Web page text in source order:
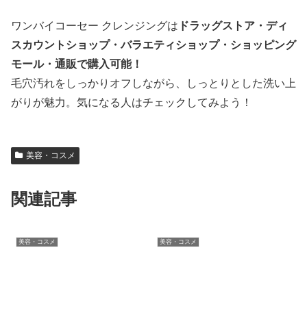
ワンバイコーセー クレンジングは ドラッグストア・ディ
スカウントショップ・バラエティショップ・ショッピング
モール・通販で購入可能！
毛穴汚れをしっかりオフしながら、しっとりとした洗い上
がりが魅力。気になる人はチェックしてみよう！
美容・コスメ
関連記事
美容・コスメ 美容・コスメ